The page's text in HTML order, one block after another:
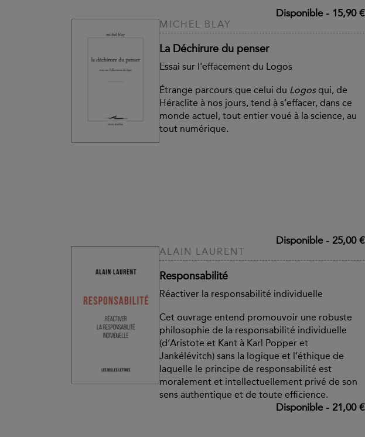
Disponible- 15,90 €
MICHEL BLAY
La Déchirure du penser
Essai sur l'effacement du Logos
Étrange parcours que celui du Logosqui, de
Héraclite à nos jours, tend à s’effacer, dans ce
monde actuel, tout entier voué à la science, au
tout numérique.
Disponible- 25,00 €
ALAIN LAURENT
Responsabilité
Réactiver la responsabilité individuelle
Cet ouvrage entend promouvoir une robuste
philosophie de la responsabilité individuelle
(d’Aristote et Kant à Karl Popper et
Jankélévitch) sans la logique et l’éthique de
laquelle le principe de responsabilité est
moralement et intellectuellement privé de son
sens authentique et de toute efficience.
Disponible- 21,00 €